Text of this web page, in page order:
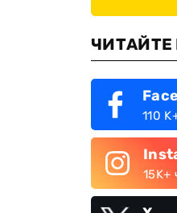
ЧИТАЙТЕ
110
15K+